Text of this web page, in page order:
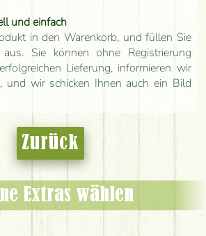
und einfach
in den Warenkorb, und füllen Sie
Sie können ohne Registrierung
Lieferung, informieren wir
und wir schicken Ihnen auch ein Bild
Zurück
Extras wählen